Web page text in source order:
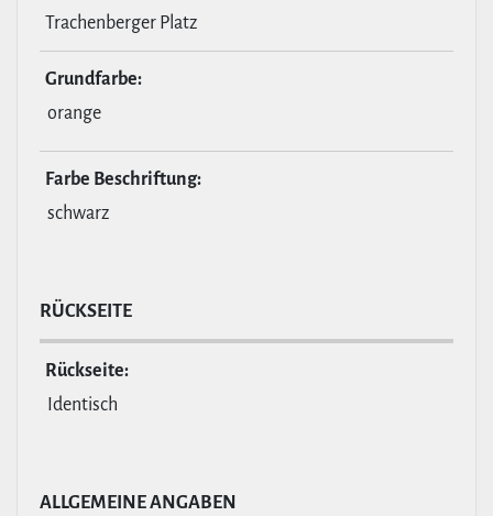
Trachenberger Platz
Grund­farbe:
orange
Farbe Beschrif­tung:
schwarz
RÜCKSEITE
Rückseite:
Identisch
ALL­GE­MEINE ANGABEN